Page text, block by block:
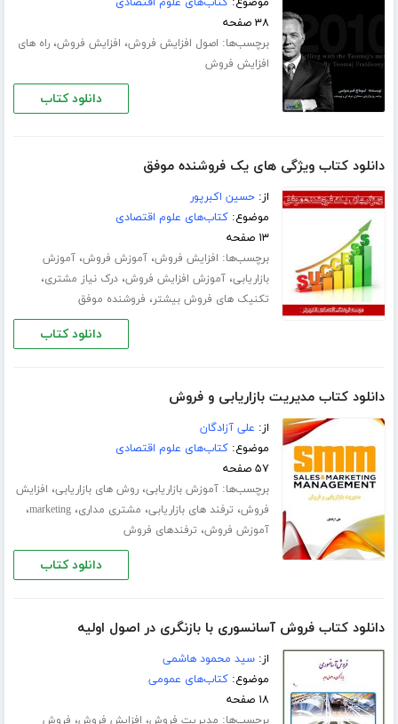
۳۸ صفحه
برچسب‌ها: اصول افزایش فروش، افزایش فروش،راه های
افزایش فروش
دانلود کتاب
دانلود کتاب ویژگی های یک فروشنده موفق
از:حسین اکبرپور
موضوع:کتاب‌های علوم اقتصادی
۱۳ صفحه
برچسب‌ها: افزایش فروش،آموزش فروش،آموزش
بازاریابی،آموزش افزایش فروش،درک نیاز مشتری،
تکنیک های فروش بیشتر، فروشنده موفق
دانلود کتاب
دانلود کتاب مدیریت بازاریابی و فروش
از: علی آزادگان
موضوع:کتاب‌های علوم اقتصادی
۵۷ صفحه
برچسب‌ها:آموزش بازاریابی،روش های بازاریابی، افزایش
فروش، ترفند های بازاریابی، مشتری مداری،marketing،
آموزش فروش، ترفندهای فروش
دانلود کتاب
دانلود کتاب فروش آسانسوری با بازنگری در اصول اولیه
از:سید محمود هاشمی
موضوع:کتاب‌های عمومی
۱۸ صفحه
برچسب‌ها: مدیریت فروش، افزایش فروش، فروش